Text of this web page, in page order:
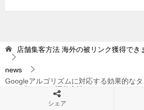
店舗集客方法 海外の被リンク獲得でき
news
Googleアルゴリズムに対応する効果的な
クリプションの調整方法
シェア